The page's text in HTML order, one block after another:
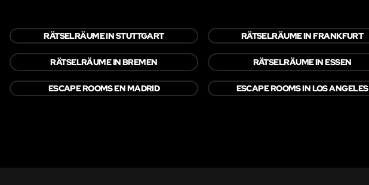
RÄTSELRÄUME IN STUTTGART RÄTSELRÄUME IN FRANKFURT
RÄTSELRÄUME IN BREMEN RÄTSELRÄUME IN ESSEN
ESCAPE ROOMS EN MADRID ESCAPE ROOMS IN LOS ANGELES